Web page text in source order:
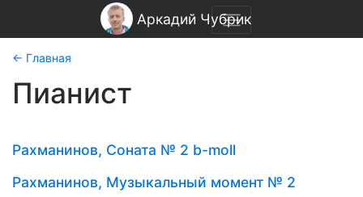
Аркадий Чубрик
← Главная
Пианист
Рахманинов, Соната № 2 b-moll
Рахманинов, Музыкальный момент № 2